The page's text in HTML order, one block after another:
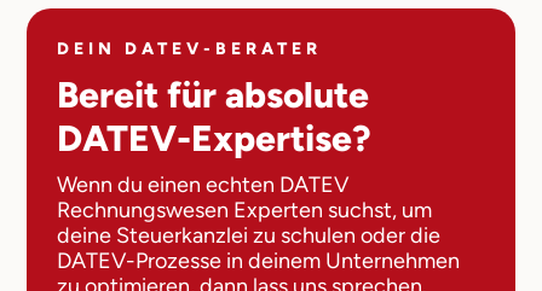
DEIN DATEV-BERATER
Bereit für absolute
DATEV-Expertise?
Wenn du einen echten DATEV
Rechnungswesen Experten suchst, um
deine Steuerkanzlei zu schulen oder die
DATEV-Prozesse in deinem Unternehmen